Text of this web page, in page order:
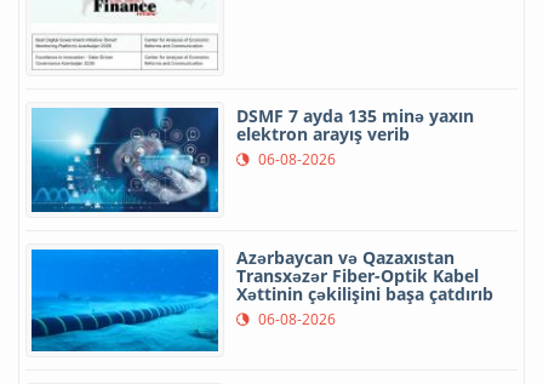
DSMF 7 ayda 135 minə yaxın
elektron arayış verib
06-08-2026
Azərbaycan və Qazaxıstan
Transxəzər Fiber-Optik Kabel
Xəttinin çəkilişini başa çatdırıb
06-08-2026